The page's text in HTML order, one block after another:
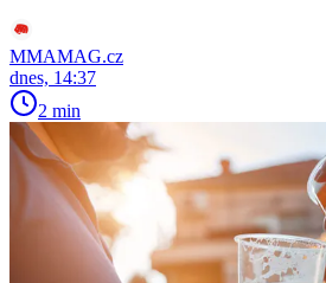
MMAMAG.cz
dnes, 14:37
2 min